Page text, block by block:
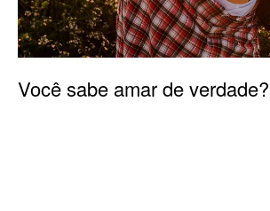
Você sabe amar de verdade?